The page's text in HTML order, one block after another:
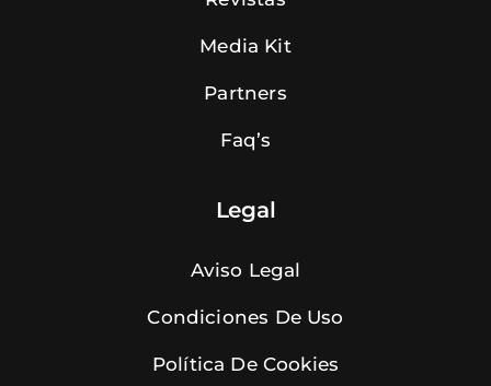
Media Kit
Partners
Faq’s
Legal
Aviso Legal
Condiciones De Uso
Política De Cookies